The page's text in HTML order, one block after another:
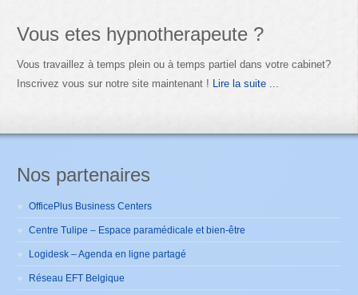
Vous etes hypnotherapeute ?
Vous travaillez à temps plein ou à temps partiel dans votre cabinet?
Inscrivez vous sur notre site maintenant ! Lire la suite ...
Nos partenaires
OfficePlus Business Centers
Centre Tulipe – Espace paramédicale et bien-être
Logidesk – Agenda en ligne partagé
Réseau EFT Belgique